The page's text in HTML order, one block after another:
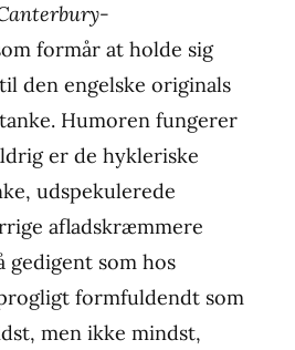
formår at holde sig
den engelske originals
Humoren fungerer
er de hykleriske
udspekulerede
afladskræmmere
gedigent som hos
formfuldendt som
men ikke mindst,